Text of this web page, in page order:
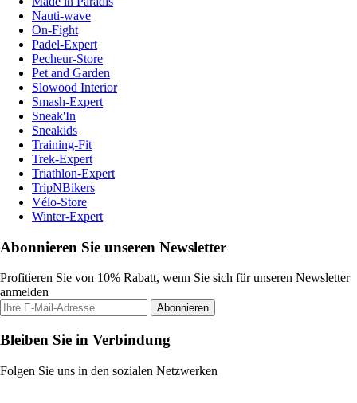
Nauti-wave
On-Fight
Padel-Expert
Pecheur-Store
Pet and Garden
Slowood Interior
Smash-Expert
Sneak'In
Sneakids
Training-Fit
Trek-Expert
Triathlon-Expert
TripNBikers
Vélo-Store
Winter-Expert
Abonnieren Sie unseren Newsletter
Profitieren Sie von 10% Rabatt, wenn Sie sich für unseren Newsletter
anmelden
Abonnieren
Bleiben Sie in Verbindung
Folgen Sie uns in den sozialen Netzwerken